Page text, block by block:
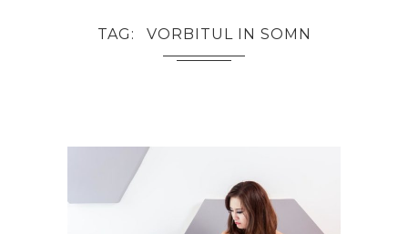
TAG VORBITUL IN SOMN